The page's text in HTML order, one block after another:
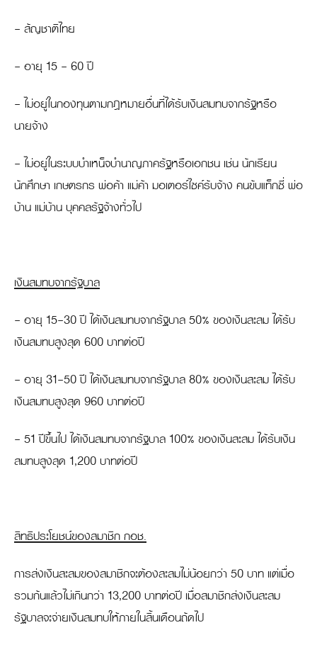
- สัญชาติไทย
- อายุ 15 – 60 ปี
- ไม่อยู่ในกองทุนตามกฎหมายอื่นที่ได้รับเงินสมทบจากรัฐหรือ
นายจ้าง
- ไม่อยู่ในระบบบำเหน็จบำนาญภาครัฐหรือเอกชน เช่น นักเรียน
นักศึกษา เกษตรกร พ่อค้า แม่ค้า มอเตอร์ไซค์รับจ้าง คนขับแท็กซี่ พ่อ
บ้าน แม่บ้าน บุคคลรัฐจ้างทั่วไป
เงินสมทบจากรัฐบาล
- อายุ 15-30 ปี ได้เงินสมทบจากรัฐบาล 50% ของเงินสะสม ได้รับ
เงินสมทบสูงสุด 600 บาทต่อปี
- อายุ 31-50 ปี ได้เงินสมทบจากรัฐบาล 80% ของเงินสะสม ได้รับ
เงินสมทบสูงสุด 960 บาทต่อปี
- 51 ปีขึ้นไป ได้เงินสมทบจากรัฐบาล 100% ของเงินสะสม ได้รับเงิน
สมทบสูงสุด 1,200 บาทต่อปี
สิทธิประโยชน์ของสมาชิก กอช.
การส่งเงินสะสมของสมาชิกจะต้องสะสมไม่น้อยกว่า 50 บาท แต่เมื่อ
รวมกันแล้วไม่เกินกว่า 13,200 บาทต่อปี เมื่อสมาชิกส่งเงินสะสม
รัฐบาลจะจ่ายเงินสมทบให้ภายในสิ้นเดือนถัดไป